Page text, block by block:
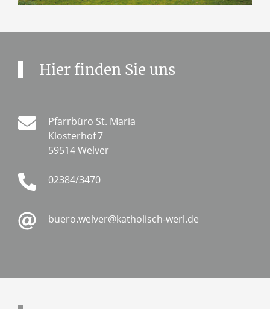
Hier finden Sie uns
Pfarrbüro St. Maria
Klosterhof7
59514 Welver
02384/3470
buero.welver@katholisch-werl.de